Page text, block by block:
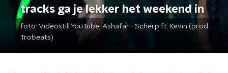
tracks ga je lekker het weekend in
foto: Videostill YouTube: Ashafar - Scherp ft. Kevin (prod.
Trobeats)